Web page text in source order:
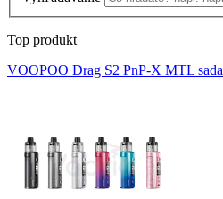
Top produkt
VOOPOO Drag S2 PnP-X MTL sada